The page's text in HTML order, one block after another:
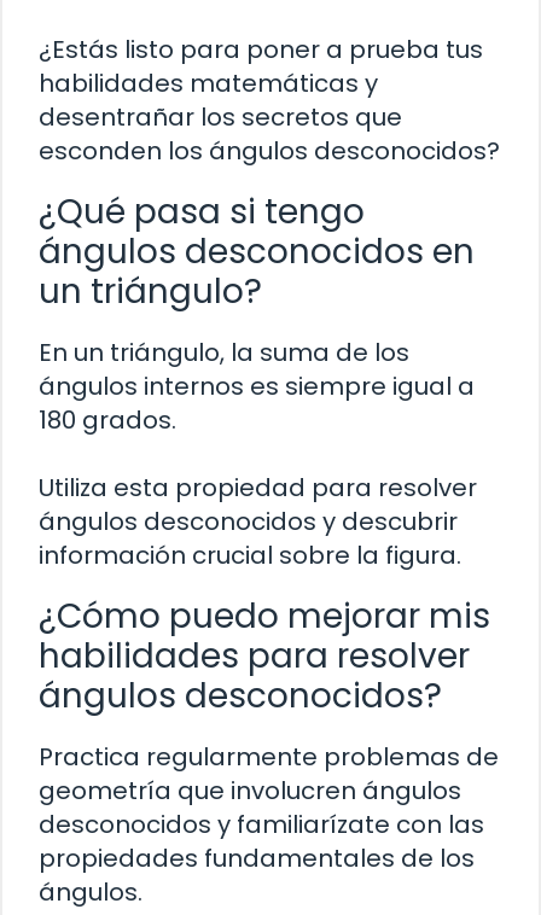
¿Estás listo para poner a prueba tus
habilidades matemáticas y
desentrañar los secretos que
esconden los ángulos desconocidos?
¿Qué pasa si tengo
ángulos desconocidos en
un triángulo?
En un triángulo, la suma de los
ángulos internos es siempre igual a
180 grados.
Utiliza esta propiedad para resolver
ángulos desconocidos y descubrir
información crucial sobre la figura.
¿Cómo puedo mejorar mis
habilidades para resolver
ángulos desconocidos?
Practica regularmente problemas de
geometría que involucren ángulos
desconocidos y familiarízate con las
propiedades fundamentales de los
ángulos.